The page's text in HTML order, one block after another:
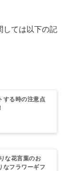
しては以下の記
する時の注意点
な花言葉のお
なフラワーギフ